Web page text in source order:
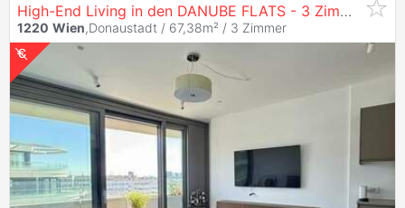
High-End Living in den DANUBE FLATS - 3 Zimmer mit Traumbalkon & Fernblick
1220 Wien,Donaustadt / 67,38m² / 3 Zimmer